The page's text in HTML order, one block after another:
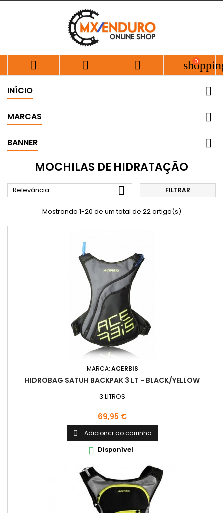
   0
INÍCIO
MARCAS
BANNER
MOCHILAS DE HIDRATAÇÃO
Relevância  FILTRAR
Mostrando 1-20 de um total de 22 artigo(s)
MARCA: ACERBIS
HIDROBAG SATUH BACKPAK 3 LT - BLACK/YELLOW
3 LITROS
Preço
69,95 €
 Adicionar ao carrinho
 Disponível